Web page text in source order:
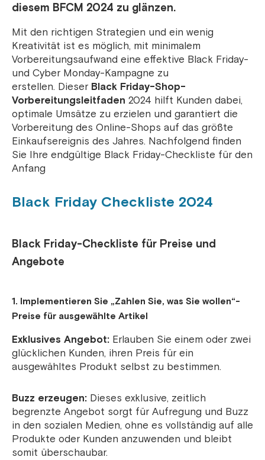
diesem BFCM 2024 zu glänzen.
Mit den richtigen Strategien und ein wenig
Kreativität ist es möglich, mit minimalem
Vorbereitungsaufwand eine effektive Black Friday-
und Cyber ​​Monday-Kampagne zu
erstellen. Dieser Black Friday-Shop-
Vorbereitungsleitfaden 2024 hilft Kunden dabei,
optimale Umsätze zu erzielen und garantiert die
Vorbereitung des Online-Shops auf das größte
Einkaufsereignis des Jahres. Nachfolgend finden
Sie Ihre endgültige Black Friday-Checkliste für den
Anfang
Black Friday Checkliste 2024
Black Friday-Checkliste für Preise und
Angebote
1. Implementieren Sie „Zahlen Sie, was Sie wollen“-
Preise für ausgewählte Artikel
Exklusives Angebot: Erlauben Sie einem oder zwei
glücklichen Kunden, ihren Preis für ein
ausgewähltes Produkt selbst zu bestimmen.
Buzz erzeugen: Dieses exklusive, zeitlich
begrenzte Angebot sorgt für Aufregung und Buzz
in den sozialen Medien, ohne es vollständig auf alle
Produkte oder Kunden anzuwenden und bleibt
somit überschaubar.